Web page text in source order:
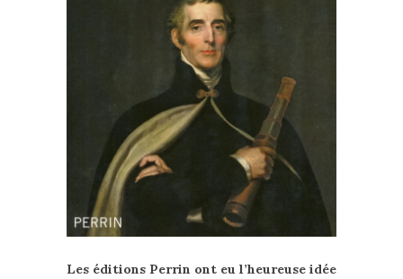
Les éditions Perrin ont eu l’heureuse idée